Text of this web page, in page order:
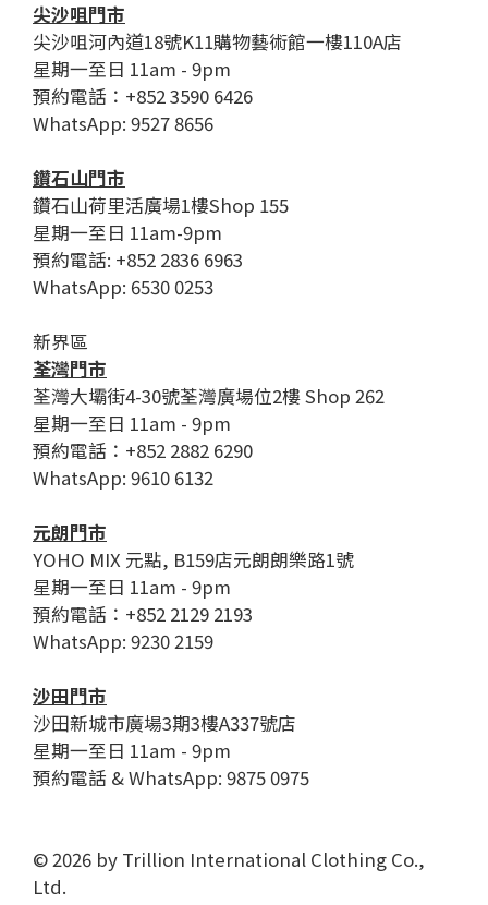
尖沙咀門市
尖沙咀河內道18號K11購物藝術館一樓110A店
星期一至日 11am - 9pm
預約電話：+852 3590 6426
WhatsApp: 9527 8656
鑽石山門市
鑽石山荷里活廣場1樓Shop 155
星期一至日 11am-9pm
預約電話: +852 2836 6963
WhatsApp: 6530 0253
新界區
荃灣門市
荃灣大壩街4-30號荃灣廣場位2樓 Shop 262
星期一至日 11am - 9pm
預約電話：+852 2882 6290
WhatsApp: 9610 6132
元朗門市
YOHO MIX 元點, B159店元朗朗樂路1號
星期一至日 11am - 9pm
預約電話：+852 2129 2193
WhatsApp: 9230 2159
沙田門市
沙田新城市廣場3期3樓A337號店
星期一至日 11am - 9pm
預約電話 & WhatsApp: 9875 0975
© 2026 by Trillion International Clothing Co.,
Ltd.